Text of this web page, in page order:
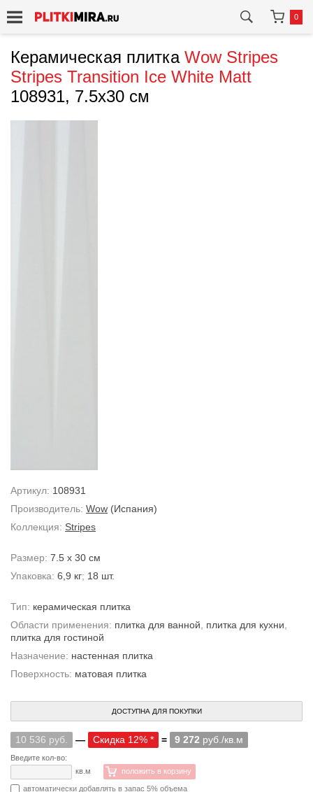
0
Керамическая плитка Wow Stripes
Stripes Transition Ice White Matt
108931, 7.5x30 см
Артикул: 108931
Производитель: Wow (Испания)
Коллекция: Stripes
Размер: 7.5 x 30 см
Упаковка: 6,9 кг; 18 шт.
Тип: керамическая плитка
Области применения: плитка для ванной плитка для кухни
плитка для гостиной
Назначение: настенная плитка
Поверхность: матовая плитка
ДОСТУПНА ДЛЯ ПОКУПКИ
10 536 руб. — Скидка 12% * = 9 272 руб./кв.м
Введите кол-во:
кв.м
положить в корзину
автоматически добавлять в запас 5% объема